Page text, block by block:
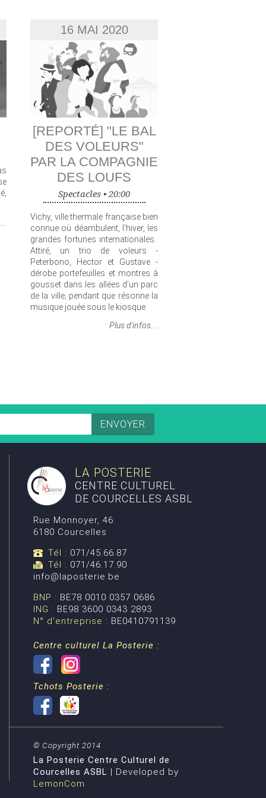
16 MAI 2020
[REPORTÉ] "LE BAL
DES VOLEURS"
PAR LA COMPAGNIE
DES LOUFS
Spectacles • 20:00
Vichy, ville thermale française bien
connue où déambulent, l’hiver, les
grandes fortunes internationales.
Attiré, un trio de voleurs -
Peterbono, Hector et Gustave -
dérobe portefeuilles et montres à
gousset dans les allées d’un parc
de la ville, pendant que résonne la
musique jouée sous le kiosque.
Plus d'infos...
LA POSTERIE
CENTRE CULTUREL
DE COURCELLES ASBL
Rue Monnoyer, 46
6180 Courcelles
Tél : 071/45.66.87
Tél : 071/46.17.90
info@laposterie.be
BNP : BE78 0010 0357 0686
ING : BE98 3600 0343 2893
N° d'entreprise : BE0410791139
Centre culturel La Posterie :
Tchots Posterie :
© Copyright 2014
La Posterie Centre Culturel de
Courcelles ASBL | Developed by
LemonCom